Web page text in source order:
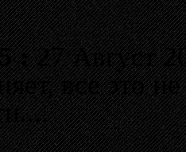
:27 Август
все это